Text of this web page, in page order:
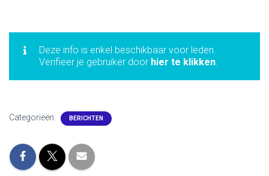
Deze info is enkel beschikbaar voor leden.
Verifieer je gebruiker door hier te klikken.
Categorieën: BERICHTEN